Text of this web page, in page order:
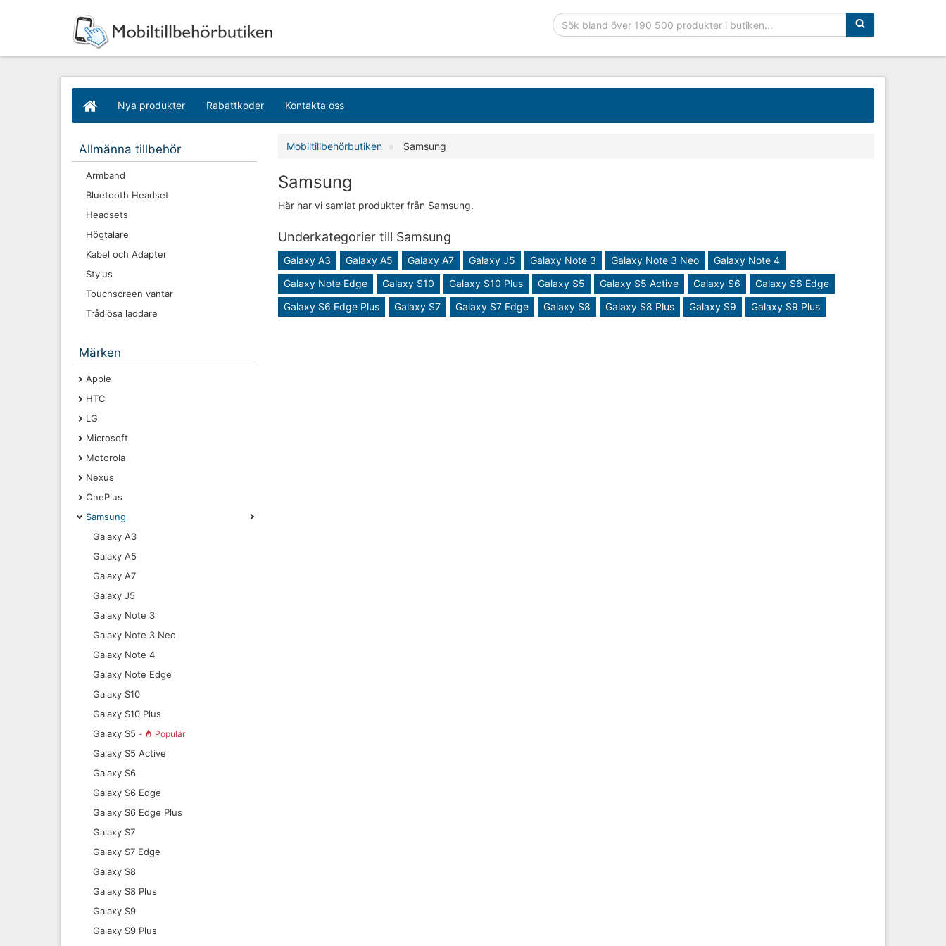
Sökfras:
Nya produkter Rabattkoder Kontakta oss
Allmänna tillbehör
Armband
Bluetooth Headset
Headsets
Högtalare
Kabel och Adapter
Stylus
Touchscreen vantar
Trådlösa laddare
Märken
Apple
HTC
LG
Microsoft
Motorola
Nexus
OnePlus
Samsung
Galaxy A3
Galaxy A5
Galaxy A7
Galaxy J5
Galaxy Note 3
Galaxy Note 3 Neo
Galaxy Note 4
Galaxy Note Edge
Galaxy S10
Galaxy S10 Plus
Galaxy S5 - Populär
Galaxy S5 Active
Galaxy S6
Galaxy S6 Edge
Galaxy S6 Edge Plus
Galaxy S7
Galaxy S7 Edge
Galaxy S8
Galaxy S8 Plus
Galaxy S9
Galaxy S9 Plus
Mobiltillbehörbutiken Samsung
Samsung
Här har vi samlat produkter från Samsung.
Underkategorier till Samsung
Galaxy A3 Galaxy A5 Galaxy A7 Galaxy J5 Galaxy Note 3 Galaxy Note 3 Neo
Galaxy Note 4
Galaxy Note Edge
Galaxy S10 Galaxy S10 Plus Galaxy S5 Galaxy S5 Active Galaxy S6
Galaxy S6 Edge
Galaxy S6 Edge Plus
Galaxy S7 Galaxy S7 Edge Galaxy S8 Galaxy S8 Plus Galaxy S9 Galaxy S9 Plus